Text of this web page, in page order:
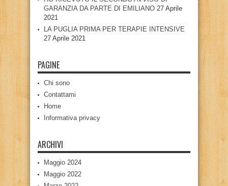
GARANZIA DA PARTE DI EMILIANO 27 Aprile
2021
LA PUGLIA PRIMA PER TERAPIE INTENSIVE
27 Aprile 2021
PAGINE
Chi sono
Contattami
Home
Informativa privacy
ARCHIVI
Maggio 2024
Maggio 2022